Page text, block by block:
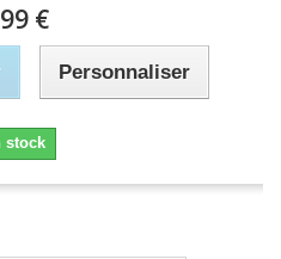
€
Personnaliser
stock